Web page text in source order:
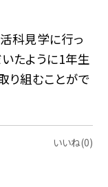
科見学に行っ
いたように1年生
り組むことがで
いいね(0)